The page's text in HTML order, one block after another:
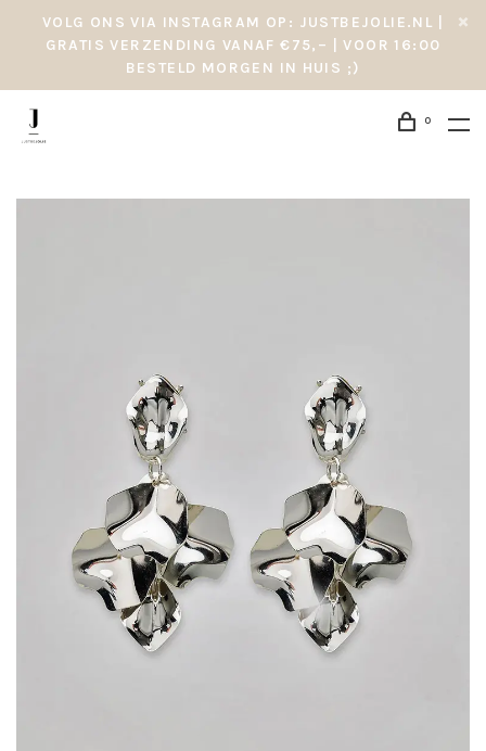
VOLG ONS VIA INSTAGRAM OP: JUSTBEJOLIE.NL |
GRATIS VERZENDING VANAF €75,– | VOOR 16:00
BESTELD MORGEN IN HUIS ;)
0